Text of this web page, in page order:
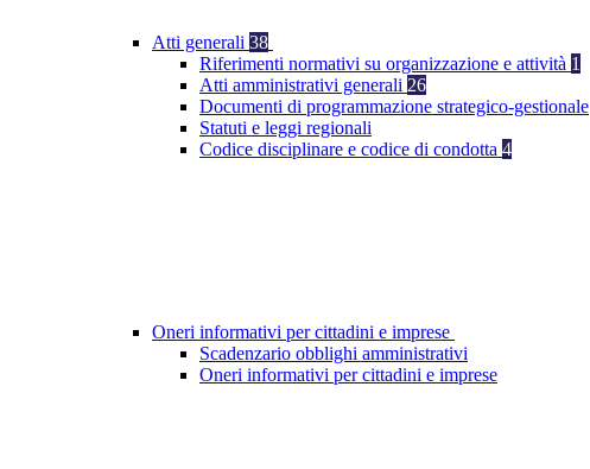
Atti generali 38
Riferimenti normativi su organizzazione e attività 1
Atti amministrativi generali 26
Documenti di programmazione strategico-gestionale
Statuti e leggi regionali
Codice disciplinare e codice di condotta 4
Oneri informativi per cittadini e imprese
Scadenzario obblighi amministrativi
Oneri informativi per cittadini e imprese